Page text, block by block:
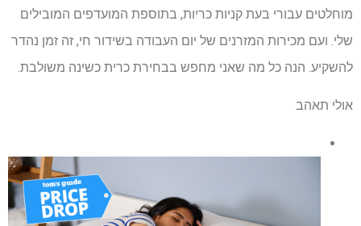
מוחלטים עבורי בעת קניות כריות, בתוספת המועדפים המובילים
שלי. ועם מכירות המזרנים של יום העבודה בשידור חי, זה זמן נהדר
להשקיע. הנה כל מה שאני מחפש בבחירת כרית כשינה משולבת.
אולי תאהב